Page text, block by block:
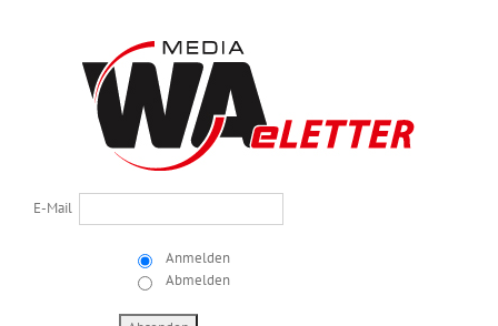
E-Mail
Anmelden
Abmelden